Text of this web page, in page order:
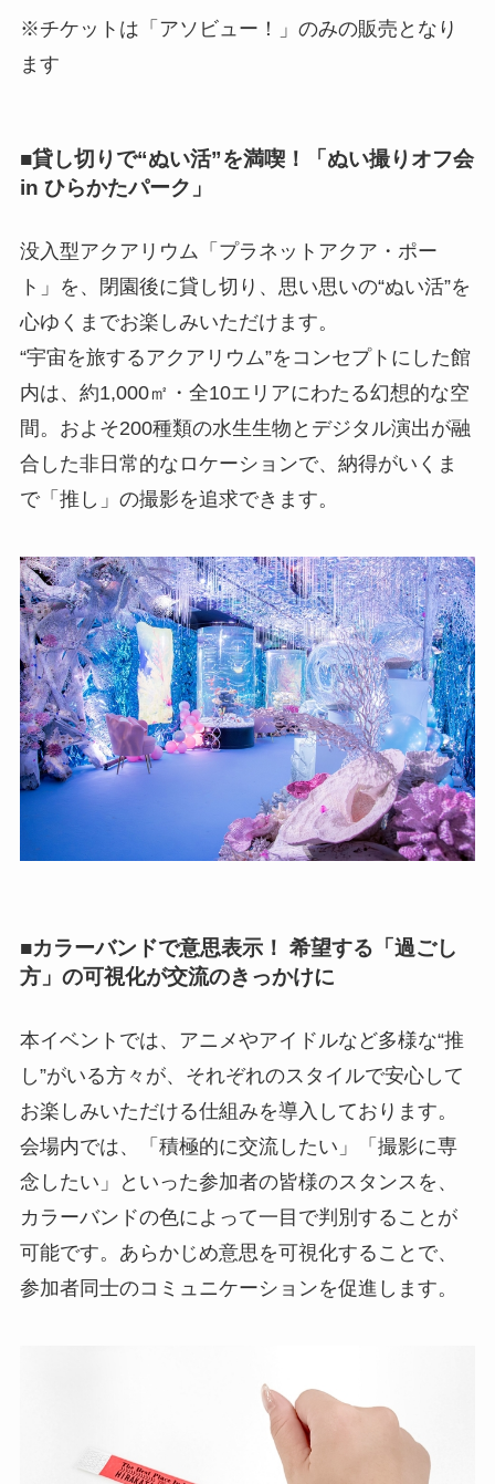
※チケットは「アソビュー！」のみの販売となり
ます
■貸し切りで“ぬい活”を満喫！「ぬい撮りオフ会
in ひらかたパーク」
没入型アクアリウム「プラネットアクア・ポー
ト」を、閉園後に貸し切り、思い思いの“ぬい活”を
心ゆくまでお楽しみいただけます。
“宇宙を旅するアクアリウム”をコンセプトにした館
内は、約1,000㎡・全10エリアにわたる幻想的な空
間。およそ200種類の水生生物とデジタル演出が融
合した非日常的なロケーションで、納得がいくま
で「推し」の撮影を追求できます。
■カラーバンドで意思表示！ 希望する「過ごし
方」の可視化が交流のきっかけに
本イベントでは、アニメやアイドルなど多様な“推
し”がいる方々が、それぞれのスタイルで安心して
お楽しみいただける仕組みを導入しております。
会場内では、「積極的に交流したい」「撮影に専
念したい」といった参加者の皆様のスタンスを、
カラーバンドの色によって一目で判別することが
可能です。あらかじめ意思を可視化することで、
参加者同士のコミュニケーションを促進します。